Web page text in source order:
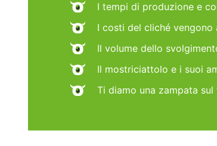
I tempi di produzione e
I costi del cliché
Il volume dello
Il mostriciattolo e i suoi
Ti diamo una zampata